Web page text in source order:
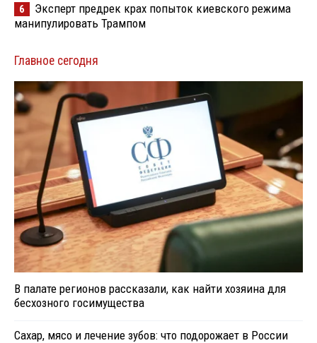
6
Эксперт предрек крах попыток киевского режима
манипулировать Трампом
Главное сегодня
В палате регионов рассказали, как найти хозяина для
бесхозного госимущества
Сахар, мясо и лечение зубов: что подорожает в России